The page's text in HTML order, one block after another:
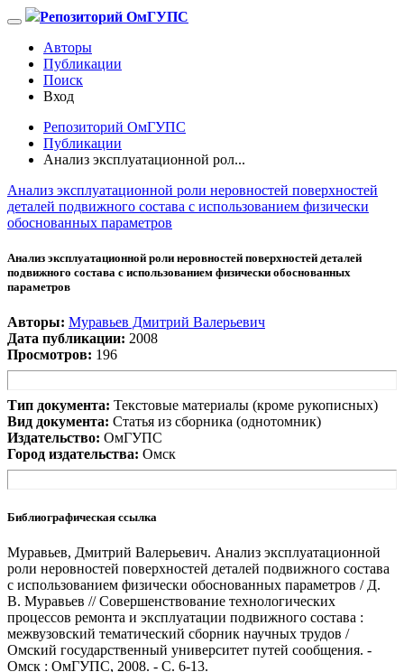
Репозиторий ОмГУПС
Авторы
Публикации
Поиск
Вход
Репозиторий ОмГУПС
Публикации
Анализ эксплуатационной рол...
Анализ эксплуатационной роли неровностей поверхностей
деталей подвижного состава с использованием физически
обоснованных параметров
Анализ эксплуатационной роли неровностей поверхностей деталей
подвижного состава с использованием физически обоснованных
параметров
Авторы: Муравьев Дмитрий Валерьевич
Дата публикации: 2008
Просмотров: 196
Тип документа: Текстовые материалы (кроме рукописных)
Вид документа: Статья из сборника (однотомник)
Издательство: ОмГУПС
Город издательства: Омск
Библиографическая ссылка
Муравьев, Дмитрий Валерьевич. Анализ эксплуатационной
роли неровностей поверхностей деталей подвижного состава
с использованием физически обоснованных параметров / Д.
В. Муравьев // Совершенствование технологических
процессов ремонта и эксплуатации подвижного состава :
межвузовский тематический сборник научных трудов /
Омский государственный университет путей сообщения. -
Омск : ОмГУПС, 2008. - С. 6-13.